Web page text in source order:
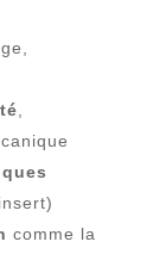
comme la